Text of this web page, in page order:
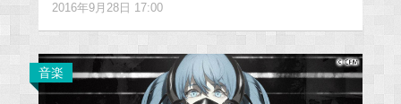
2016年9月28日 17:00
音楽